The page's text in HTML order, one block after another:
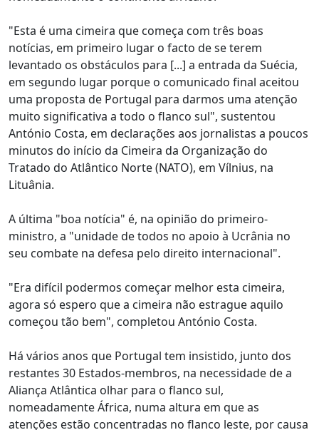
"Esta é uma cimeira que começa com três boas
notícias, em primeiro lugar o facto de se terem
levantado os obstáculos para [...] a entrada da Suécia,
em segundo lugar porque o comunicado final aceitou
uma proposta de Portugal para darmos uma atenção
muito significativa a todo o flanco sul", sustentou
António Costa, em declarações aos jornalistas a poucos
minutos do início da Cimeira da Organização do
Tratado do Atlântico Norte (NATO), em Vílnius, na
Lituânia.
A última "boa notícia" é, na opinião do primeiro-
ministro, a "unidade de todos no apoio à Ucrânia no
seu combate na defesa pelo direito internacional".
"Era difícil podermos começar melhor esta cimeira,
agora só espero que a cimeira não estrague aquilo
começou tão bem", completou António Costa.
Há vários anos que Portugal tem insistido, junto dos
restantes 30 Estados-membros, na necessidade de a
Aliança Atlântica olhar para o flanco sul,
nomeadamente África, numa altura em que as
atenções estão concentradas no flanco leste, por causa